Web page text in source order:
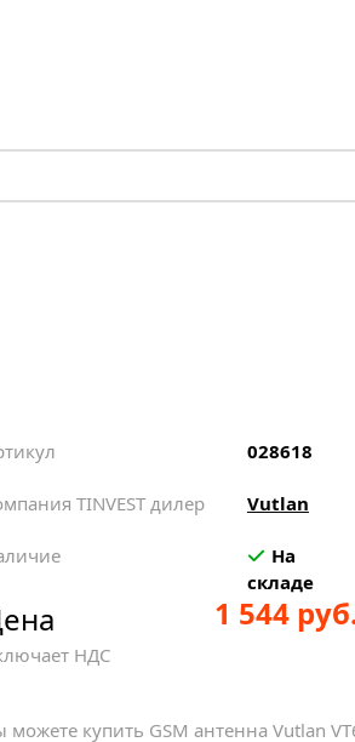
028618
TINVEST дилер Vutlan
На
складе
НДС
1 544
можете купить GSM антенна Vutlan